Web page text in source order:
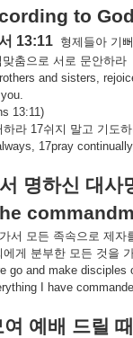
to
13:11 형제들아 기
맞춤으로 서로 문안하라
and sisters,
13:11)
하라 17쉬지 말고 기도
17pray
명하신 대사
가서 모든 족속으로 제자
에게 분부한 모든 것을
go and make
I have
예배 드릴 때